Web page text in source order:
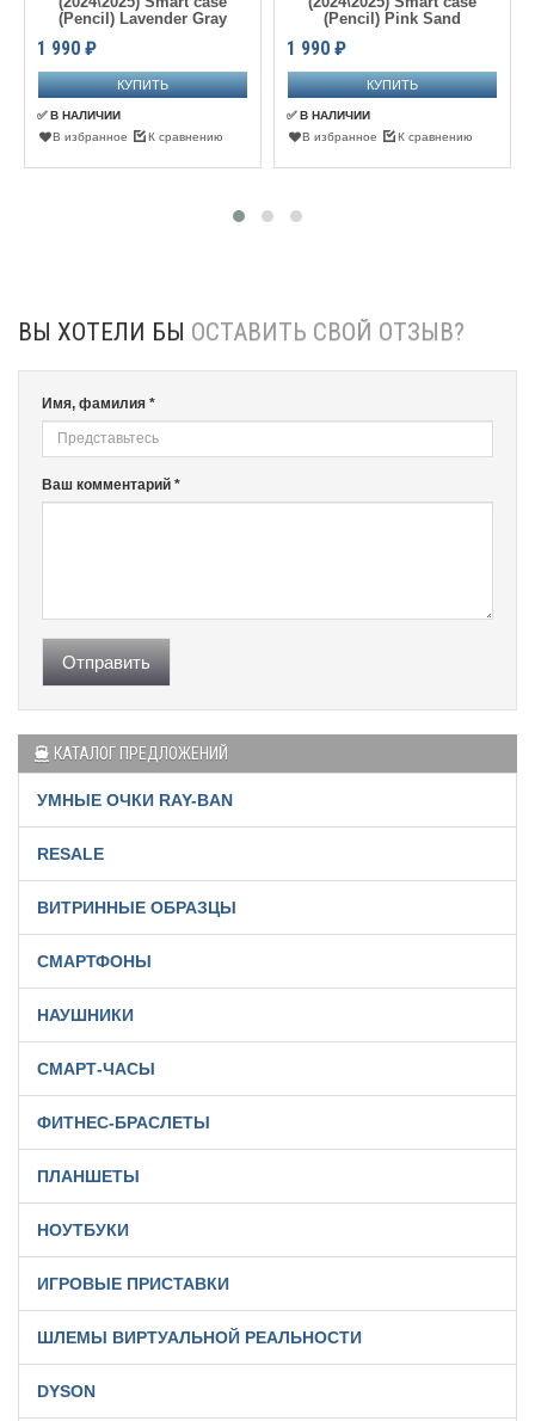
(Pencil) Lavender Gray
1 990 ₽
✅ В НАЛИЧИИ
В избранное
К сравнению
(Pencil) Pink Sand
1 990 ₽
✅ В НАЛИЧИИ
В избранное
К сравнению
ВЫ ХОТЕЛИ БЫ ОСТАВИТЬ СВОЙ ОТЗЫВ?
Имя, фамилия *
Ваш комментарий *
Отправить
КАТАЛОГ ПРЕДЛОЖЕНИЙ
УМНЫЕ ОЧКИ RAY-BAN
RESALE
ВИТРИННЫЕ ОБРАЗЦЫ
СМАРТФОНЫ
НАУШНИКИ
СМАРТ-ЧАСЫ
ФИТНЕС-БРАСЛЕТЫ
ПЛАНШЕТЫ
НОУТБУКИ
ИГРОВЫЕ ПРИСТАВКИ
ШЛЕМЫ ВИРТУАЛЬНОЙ РЕАЛЬНОСТИ
DYSON